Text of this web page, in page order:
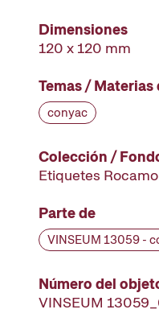
Dimensiones
120 x 120 mm
Temas /
conyac
Colección /
Etiquetes
Parte de
Número del
VINSEUM